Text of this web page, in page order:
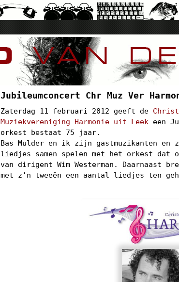
Jubileumconcert Chr Muz Ver
Zaterdag 11 februari 2012 geeft de
Muziekvereniging Harmonie uit Leek een
orkest bestaat 75 jaar.
Bas Mulder en ik zijn gastmuzikanten en
liedjes samen spelen met het orkest dat
van dirigent Wim Westerman. Daarnaast
met z’n tweeën een aantal liedjes ten